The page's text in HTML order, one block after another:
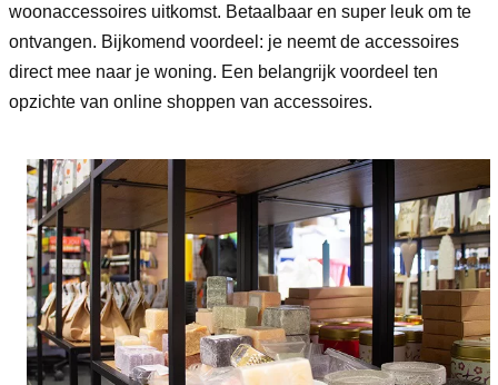
woonaccessoires uitkomst. Betaalbaar en super leuk om te
ontvangen. Bijkomend voordeel: je neemt de accessoires
direct mee naar je woning. Een belangrijk voordeel ten
opzichte van online shoppen van accessoires.